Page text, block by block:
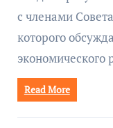
с членами
которого
экономического
Read More